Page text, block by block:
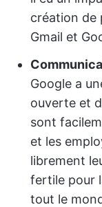
création de
Gmail et
Google a
ouverte et
sont
et les
librement
fertile pour
tout le